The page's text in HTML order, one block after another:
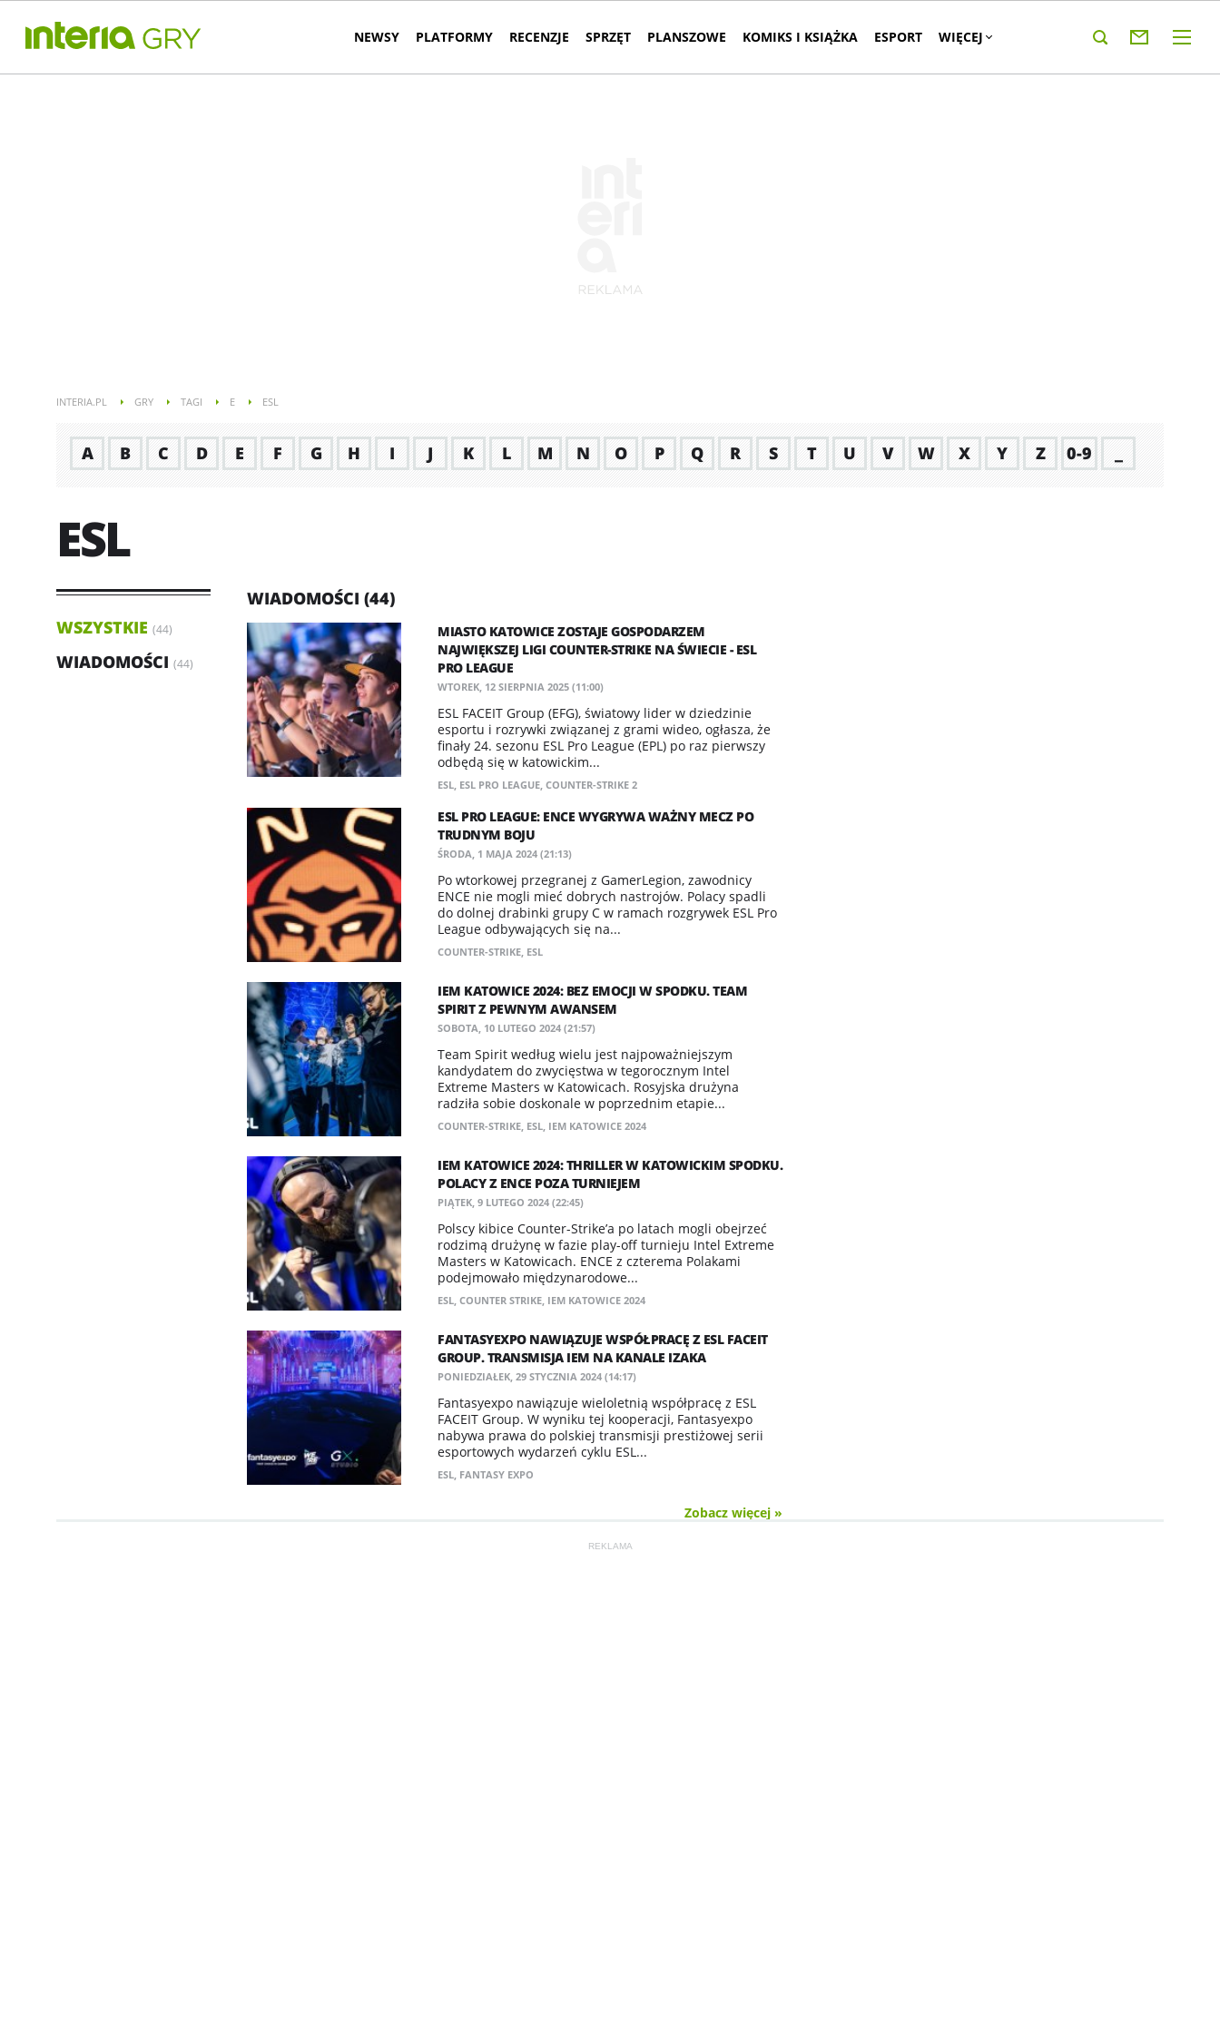
NEWSY PLATFORMY RECENZJE SPRZĘT PLANSZOWE KOMIKS I KSIĄŻKA ESPORT WIĘCEJ
INTERIA.PL GRY TAGI E ESL
A B C D E F G H I J K L M N O P Q R S T U V W X Y Z 0-9
ESL
WSZYSTKIE (44)
WIADOMOŚCI (44)
WIADOMOŚCI (44)
MIASTO KATOWICE ZOSTAJE GOSPODARZEM
NAJWIĘKSZEJ LIGI COUNTER-STRIKE NA ŚWIECIE - ESL
PRO LEAGUE
WTOREK, 12 SIERPNIA 2025 (11:00)
ESL FACEIT Group (EFG), światowy lider w dziedzinie
esportu i rozrywki związanej z grami wideo, ogłasza, że
finały 24. sezonu ESL Pro League (EPL) po raz pierwszy
odbędą się w katowickim...
ESL, ESL PRO LEAGUE, COUNTER-STRIKE 2
ESL PRO LEAGUE: ENCE WYGRYWA WAŻNY MECZ PO
TRUDNYM BOJU
ŚRODA, 1 MAJA 2024 (21:13)
Po wtorkowej przegranej z GamerLegion, zawodnicy
ENCE nie mogli mieć dobrych nastrojów. Polacy spadli
do dolnej drabinki grupy C w ramach rozgrywek ESL Pro
League odbywających się na...
COUNTER-STRIKE, ESL
IEM KATOWICE 2024: BEZ EMOCJI W SPODKU. TEAM
SPIRIT Z PEWNYM AWANSEM
SOBOTA, 10 LUTEGO 2024 (21:57)
Team Spirit według wielu jest najpoważniejszym
kandydatem do zwycięstwa w tegorocznym Intel
Extreme Masters w Katowicach. Rosyjska drużyna
radziła sobie doskonale w poprzednim etapie...
COUNTER-STRIKE, ESL, IEM KATOWICE 2024
IEM KATOWICE 2024: THRILLER W KATOWICKIM SPODKU.
POLACY Z ENCE POZA TURNIEJEM
PIĄTEK, 9 LUTEGO 2024 (22:45)
Polscy kibice Counter-Strike’a po latach mogli obejrzeć
rodzimą drużynę w fazie play-off turnieju Intel Extreme
Masters w Katowicach. ENCE z czterema Polakami
podejmowało międzynarodowe...
ESL, COUNTER STRIKE, IEM KATOWICE 2024
FANTASYEXPO NAWIĄZUJE WSPÓŁPRACĘ Z ESL FACEIT
GROUP. TRANSMISJA IEM NA KANALE IZAKA
PONIEDZIAŁEK, 29 STYCZNIA 2024 (14:17)
Fantasyexpo nawiązuje wieloletnią współpracę z ESL
FACEIT Group. W wyniku tej kooperacji, Fantasyexpo
nabywa prawa do polskiej transmisji prestiżowej serii
esportowych wydarzeń cyklu ESL...
ESL, FANTASY EXPO
Zobacz więcej »
REKLAMA